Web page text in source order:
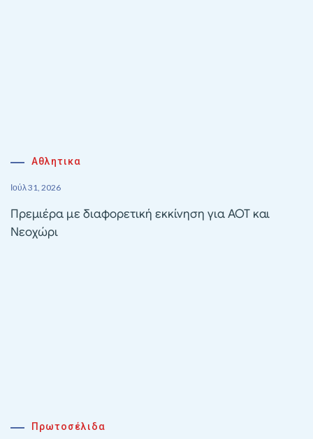
Αθλητικα
Ιούλ 31, 2026
Πρεμιέρα με διαφορετική εκκίνηση για ΑΟΤ και
Νεοχώρι
Πρωτοσέλιδα